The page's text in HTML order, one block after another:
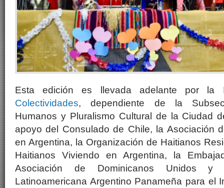
Esta edición es llevada adelante por la
Colectividades, dependiente de la
Humanos y Pluralismo Cultural de la Ciudad
apoyo del Consulado de Chile, la Asociación
en Argentina, la Organización de Haitianos
Haitianos Viviendo en Argentina, la
Asociación de Dominicanos Unidos y
Latinoamericana Argentino Panameña para el